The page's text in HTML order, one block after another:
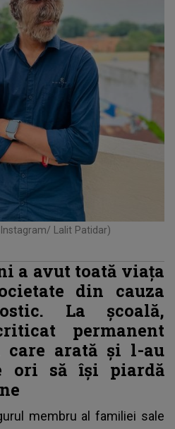
Lalit Patidar)
a avut toată viața
din cauza
La școală,
permanent
arată și l-au
ori să își piardă
membru al familiei sale